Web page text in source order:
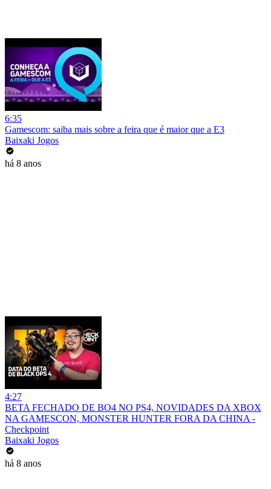
6:35
Gamescom: saiba mais sobre a feira que é maior que a E3
Baixaki Jogos
há 8 anos
4:27
BETA FECHADO DE BO4 NO PS4, NOVIDADES DA XBOX
NA GAMESCON, MONSTER HUNTER FORA DA CHINA -
Checkpoint
Baixaki Jogos
há 8 anos